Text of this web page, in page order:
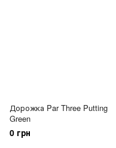
Дорожка Par Three Putting
Green
0 грн